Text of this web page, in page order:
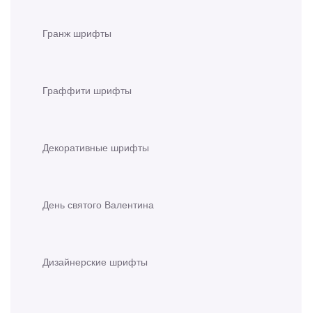
Гранж шрифты
Граффити шрифты
Декоративные шрифты
День святого Валентина
Дизайнерские шрифты